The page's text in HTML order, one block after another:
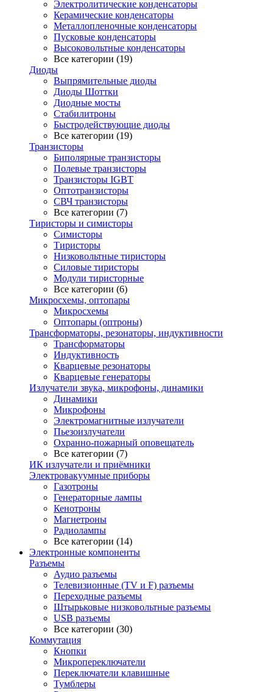
Электролитические конденсаторы
Керамические конденсаторы
Металлопленочные конденсаторы
Пусковые конденсаторы
Высоковольтные конденсаторы
Все категории (19)
Диоды
Выпрямительные диоды
Диоды Шоттки
Диодные мосты
Стабилитроны
Быстродействующие диоды
Все категории (19)
Транзисторы
Биполярные транзисторы
Полевые транзисторы
Транзисторы IGBT
Оптотранзисторы
СВЧ транзисторы
Все категории (7)
Тиристоры и симисторы
Симисторы
Тиристоры
Низковольтные тиристоры
Силовые тиристоры
Модули тиристорные
Все категории (6)
Микросхемы, оптопары
Микросхемы
Оптопары (оптроны)
Трансформаторы, резонаторы, индуктивности
Трансформаторы
Индуктивность
Кварцевые резонаторы
Кварцевые генераторы
Излучатели звука, микрофоны, динамики
Динамики
Микрофоны
Электромагнитные излучатели
Пьезоизлучатели
Охранно-пожарный оповещатель
Все категории (7)
ИК излучатели и приёмники
Электровакуумные приборы
Газотроны
Генераторные лампы
Кенотроны
Магнетроны
Радиолампы
Все категории (14)
Электронные компоненты
Разъемы
Аудио разъемы
Телевизионные (TV и F) разъемы
Переходные разъемы
Штырьковые низковольтные разъемы
USB разъемы
Все категории (30)
Коммутация
Кнопки
Микропереключатели
Переключатели клавишные
Тумблеры